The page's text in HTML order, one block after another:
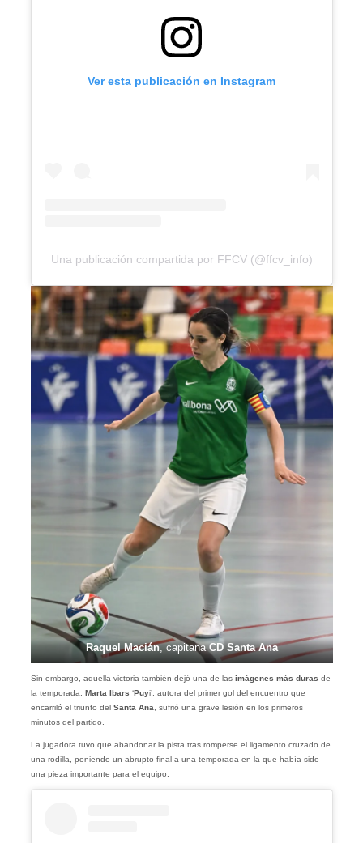
Ver esta publicación en Instagram
Una publicación compartida por FFCV (@ffcv_info)
Raquel Macián, capitanaCD Santa Ana
Sin embargo, aquella victoria también dejó una de las imágenes más duras de
la temporada. Marta Ibars ‘Puyi’, autora del primer gol del encuentro que
encarriló el triunfo del Santa Ana , sufrió una grave lesión en los primeros
minutos del partido.
La jugadora tuvo que abandonar la pista tras romperse el ligamento cruzado de
una rodilla, poniendo un abrupto final a una temporada en la que había sido
una pieza importante para el equipo.